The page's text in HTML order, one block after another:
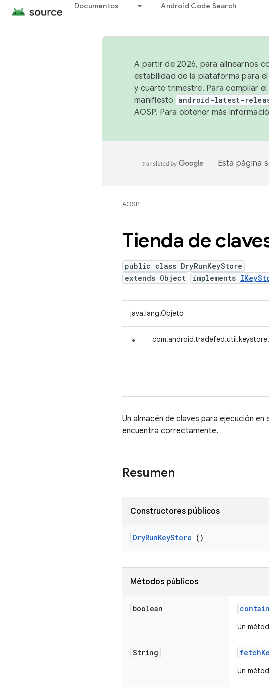
Documentos Android Code Search
A partir de 2026, para alinearnos
estabilidad de la plataforma para
y cuarto trimestre. Para compilar el
manifiesto
android-latest-
AOSP. Para obtener más
Esta página
AOSP
Tienda de
public class DryRunKeyStore
extends Object
implements
java.lang.Objeto
↳
Un almacén de claves para ejecución
encuentra correctamente.
Resumen
Constructores públicos
DryRunKeyStore ()
Métodos públicos
boolean
Un
String fetch
Un